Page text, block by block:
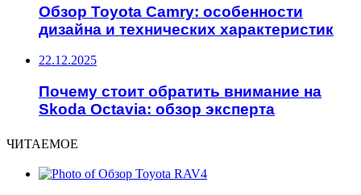
Обзор Toyota Camry: особенности
дизайна и технических характеристик
22.12.2025
Почему стоит обратить внимание на
Skoda Octavia: обзор эксперта
ЧИТАЕМОЕ